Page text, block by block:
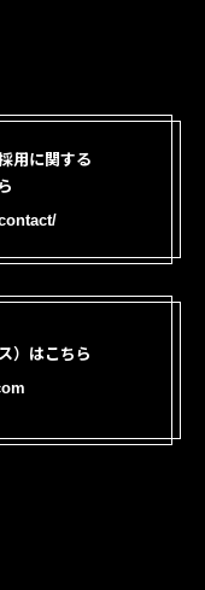
用に関する
）はこちら